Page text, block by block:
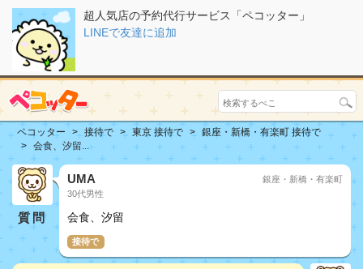
超人気店の予約代行サービス「ペコッター」
LINEで友達に追加
ペコッター 接待で 東京 接待で
銀座・新橋・有楽町 接待で
会食、汐留...
質問
UMA
30代男性
銀座・新橋・有楽町
会食、汐留
接待で